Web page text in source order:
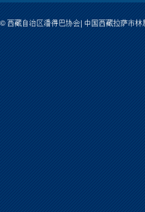
© 西藏自治区潘得巴协会| 中国西藏拉萨市